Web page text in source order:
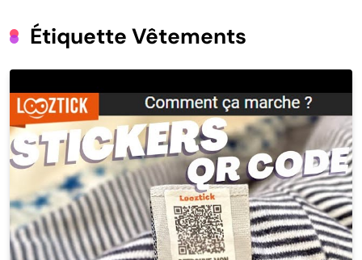
Étiquette Vêtements